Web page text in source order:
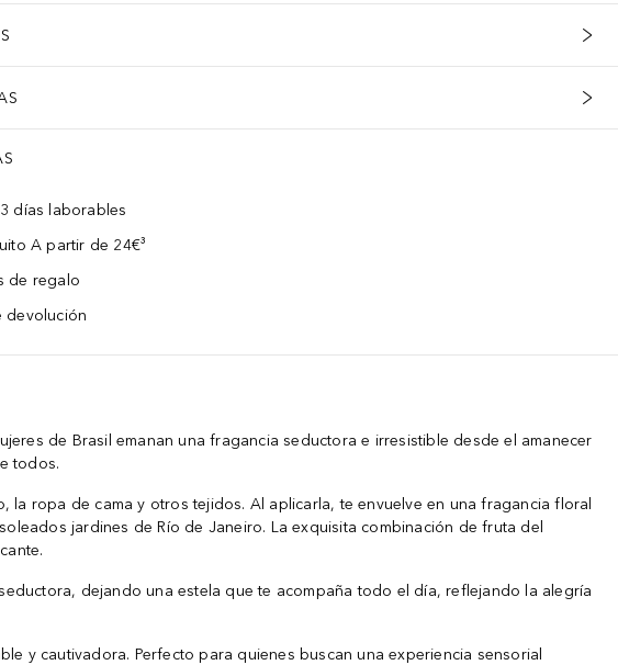
días laborables
A partir de 24€³
de regalo
devolución
de Brasil emanan una fragancia seductora e irresistible desde el amanecer
todos.
ropa de cama y otros tejidos. Al aplicarla, te envuelve en una fragancia floral
jardines de Río de Janeiro. La exquisita combinación de fruta del
dejando una estela que te acompaña todo el día, reflejando la alegría
y cautivadora. Perfecto para quienes buscan una experiencia sensorial